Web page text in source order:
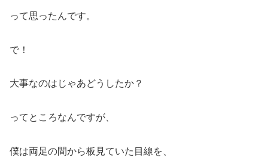
って思ったんです。
で！
大事なのはじゃあどうしたか？
ってところなんですが、
僕は両足の間から板見ていた目線を、